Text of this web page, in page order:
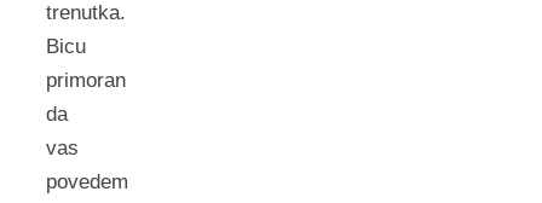
trenutka.
Bicu
primoran
da
vas
povedem